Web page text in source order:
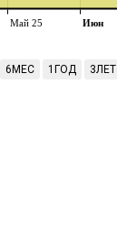
Май 25 Июн
6МЕС 1ГОД 3ЛЕТ